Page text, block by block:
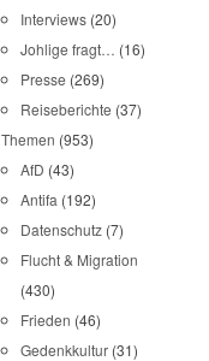
Interviews (20)
Johlige fragt… (16)
Presse (269)
Reiseberichte (37)
Themen (953)
AfD (43)
Antifa (192)
Datenschutz (7)
Flucht & Migration
(430)
Frieden (46)
Gedenkkultur (31)